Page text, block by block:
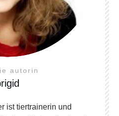
autorin
ist tiertrainerin und